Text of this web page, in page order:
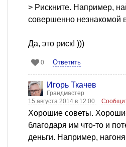
> Рискните. Например,
совершенно незнакомой
Да, это риск! )))
0 Ответить
Игорь Ткачев
Грандмастер
15 августа 2014 в 12:00
Хорошие советы.
благодаря им что-то и
деньги. Например,